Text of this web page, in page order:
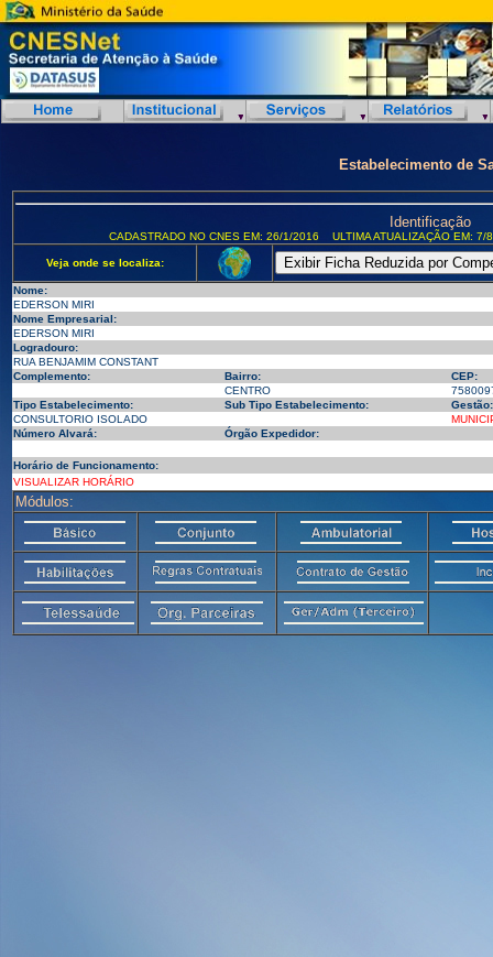
Estabelecimento de
Identificação
CADASTRADO NO CNES EM: 26/1/2016 ULTIMA ATUALIZAÇÃO EM:
Veja onde se localiza:
Nome:
EDERSON MIRI
Nome Empresarial:
EDERSON MIRI
Logradouro:
RUA BENJAMIM CONSTANT
Complemento:
Bairro:
CEP:
CENTRO
Tipo Estabelecimento:
Sub Tipo Estabelecimento:
Gestão:
CONSULTORIO ISOLADO
Número Alvará:
Órgão Expedidor:
Horário de Funcionamento:
VISUALIZAR HORÁRIO
Módulos: